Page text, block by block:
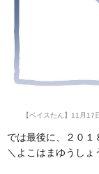
【ベイスたん】11月
では最後に、２０１
＼よこはまゆうしょ